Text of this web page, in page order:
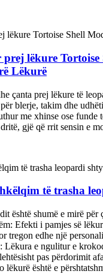
lëkure
Lëkurë
çanta prej lëkure të
blerje, takim dhe
me xhinse ose
gjë që rrit sensin e
të trasha
është shumë e mirë për
Efekti i pamjes së
tregon edhe një
e ngulitur e
pas përdorimit
lëkurë është e